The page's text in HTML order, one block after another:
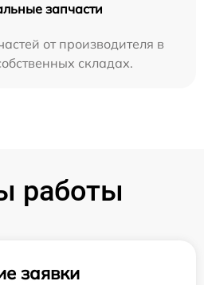
запчасти
от производителя в
складах.
работы
заявки